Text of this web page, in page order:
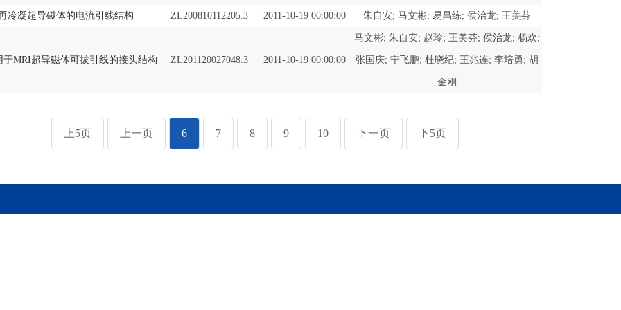
冷凝超导磁体的电流引线结构 ZL200810112205.3 2011-10-19 00:00:00 朱自安; 马文彬; 易昌练; 侯治龙; 王美芬
于MRI超导磁体可拔引线的接头结构 ZL201120027048.3 2011-10-19 00:00:00
马文彬; 朱自安; 赵玲; 王美芬; 侯治龙; 杨欢;
张国庆; 宁飞鹏; 杜晓纪; 王兆连; 李培勇; 胡
金刚
上5页 上一页 6 7 8 9 10 下一页 下5页